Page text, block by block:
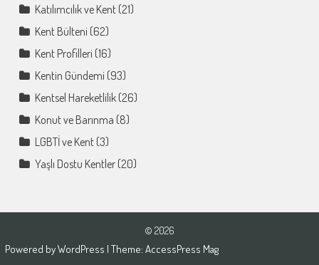
Katılımcılık ve Kent(21)
Kent Bülteni (62)
Kent Profilleri (16)
Kentin Gündemi (93)
Kentsel Hareketlilik(26)
Konut ve Barınma (8)
LGBTİ ve Kent(3)
Yaşlı Dostu Kentler(20)
© 2026
Powered byWordPress | Theme: AccessPress Mag